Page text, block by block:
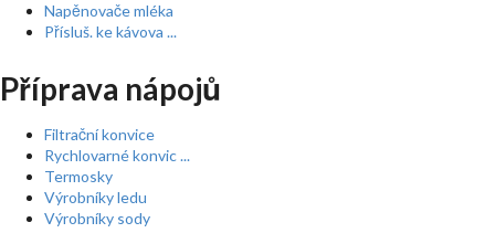
Napěnovače mléka
Přísluš. ke kávova ...
Příprava nápojů
Filtrační konvice
Rychlovarné konvic ...
Termosky
Výrobníky ledu
Výrobníky sody